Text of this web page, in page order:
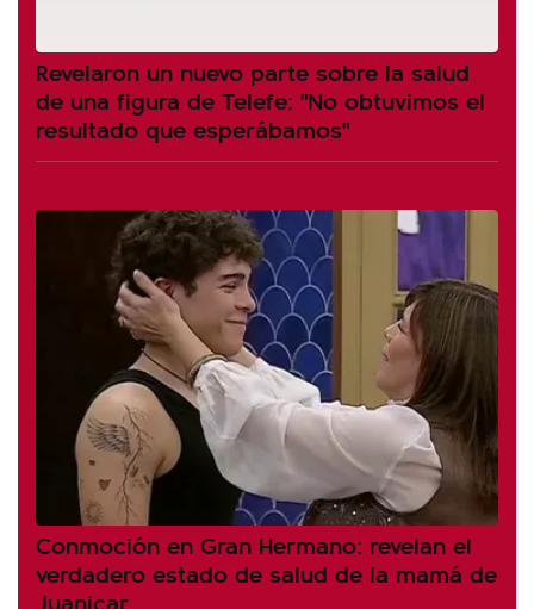
Revelaron un nuevo parte sobre la salud
de una figura de Telefe: "No obtuvimos el
resultado que esperábamos"
Conmoción en Gran Hermano: revelan el
verdadero estado de salud de la mamá de
Juanicar